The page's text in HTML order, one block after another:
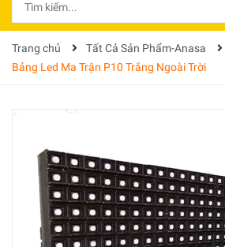
Trang chủ
Tất Cả Sản Phẩm-Anasa
Bảng Led Ma Trận P10 Trắng Ngoài Trời